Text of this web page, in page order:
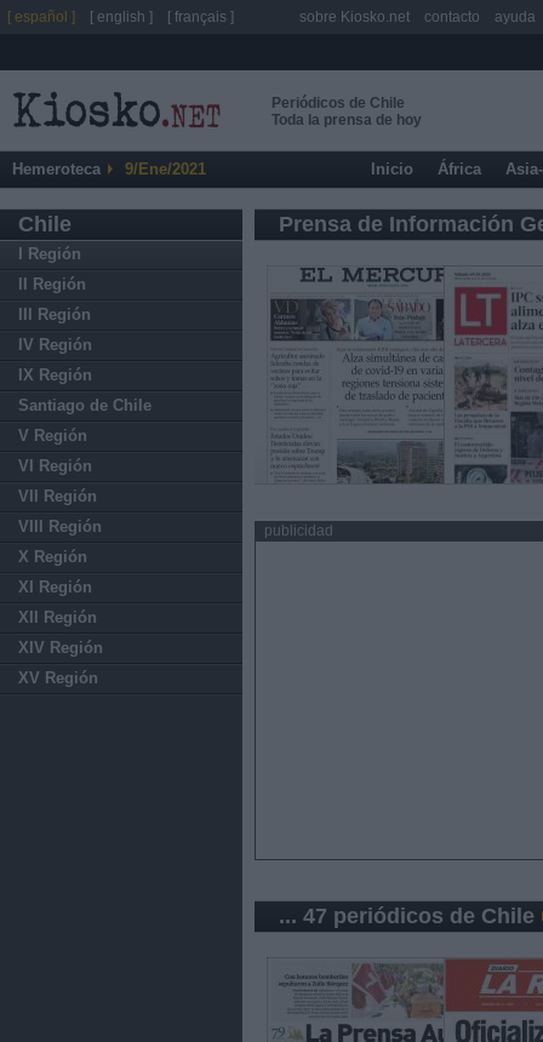
Periódicos de Chile
Toda la prensa de hoy
Hemeroteca 9/Ene/2021 Inicio África
Chile
I Región
II Región
III Región
IV Región
IX Región
Santiago de Chile
V Región
VI Región
VII Región
VIII Región
X Región
XI Región
XII Región
XIV Región
XV Región
Prensa de Información
publicidad
... 47 periódicos de Chile
[ español ] [ english ] [ français ] sobre Kiosko.net contacto ayuda